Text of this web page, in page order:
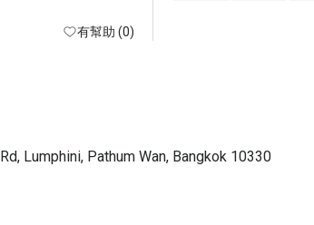
有幫助 (0)
Lumphini, Pathum Wan, Bangkok 10330